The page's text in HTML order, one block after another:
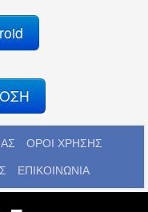
ΟΡΟΙ ΧΡΗΣΗΣ
ΕΠΙΚΟΙΝΩΝΙΑ